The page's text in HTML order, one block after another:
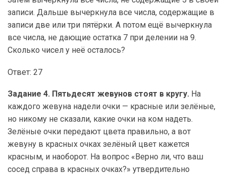
записи. Дальше вычеркнула все числа, содержащие в
записи две или три пятёрки. А потом ещё вычеркнула
все числа, не дающие остатка 7 при делении на 9.
Сколько чисел у неё осталось?
Ответ: 27
Задание 4. Пятьдесят жевунов стоят в кругу. На
каждого жевуна надели очки — красные или зелёные,
но никому не сказали, какие очки на ком надеть.
Зелёные очки передают цвета правильно, а вот
жевуну в красных очках зелёный цвет кажется
красным, и наоборот. На вопрос «Верно ли, что ваш
сосед справа в красных очках?» утвердительно